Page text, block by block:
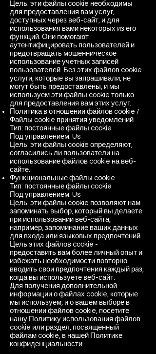
Цель: эти файлы cookie необходимы
для предоставления вам услуг,
доступных через веб-сайт, и для
использования вами некоторых из его
функций. Они помогают
аутентифицировать пользователей и
предотвращать мошенническое
использование учетных записей
пользователей. Без этих файлов cookie
услуги, которые вы запрашивали, не
могут быть предоставлены, и мы
используем эти файлы cookie только
для предоставления вам этих услуг.
Политика в отношении файлов cookie /
Файлы cookie принятия уведомлений
Тип: постоянные файлы cookie
Под управлением: Us
Цель: эти файлы cookie определяют,
согласились ли пользователи на
использование файлов cookie на веб-
сайте.
Функциональные файлы cookie
Тип: постоянные файлы cookie
Под управлением: Us
Цель: эти файлы cookie позволяют нам
запоминать выбор, который вы делаете
при использовании веб-сайта,
например, запоминание ваших данных
для входа или языковых предпочтений.
Цель этих файлов cookie -
предоставить вам более личный опыт и
избежать необходимости повторно
вводить свои предпочтения каждый раз,
когда вы используете веб-сайт.
Для получения дополнительной
информации о файлах cookie, которые
мы используем, и о вашем выборе в
отношении файлов cookie, посетите
нашу Политику использования файлов
cookie или раздел, посвященный
файлам cookie, в нашей Политике
конфиденциальности.